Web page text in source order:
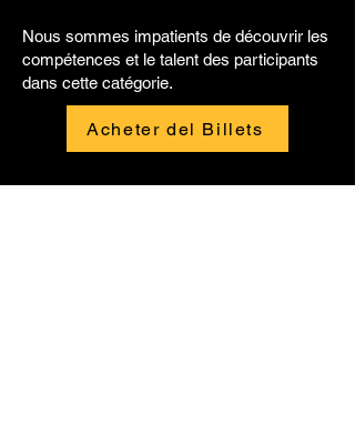
Nous sommes impatients de découvrir les
compétences et le talent des participants
dans cette catégorie.
Acheter del Billets